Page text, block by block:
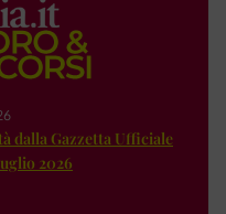
dalla Gazzetta Ufficiale
2026